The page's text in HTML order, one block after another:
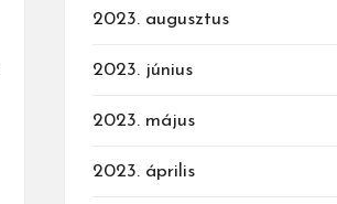
2023. augusztus
2023. június
2023. május
2023. április